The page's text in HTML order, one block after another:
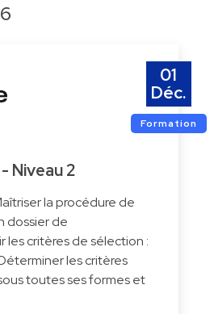
01
Déc.
Formation
Niveau 2
la procédure de
dossier de
les critères de sélection :
les critères
toutes ses formes et